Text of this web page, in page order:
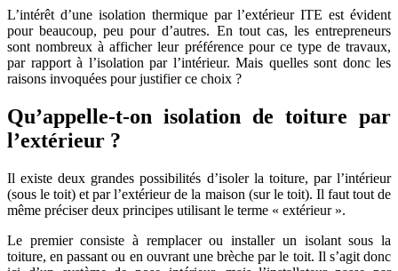
L’intérêt d’une isolation thermique par l’extérieur ITE est évident
pour beaucoup, peu pour d’autres. En tout cas, les entrepreneurs
sont nombreux à afficher leur préférence pour ce type de travaux,
par rapport à l’isolation par l’intérieur. Mais quelles sont donc les
raisons invoquées pour justifier ce choix ?
Qu’appelle-t-on isolation de toiture par
l’extérieur ?
Il existe deux grandes possibilités d’isoler la toiture, par l’intérieur
(sous le toit) et par l’extérieur de la maison (sur le toit). Il faut tout de
même préciser deux principes utilisant le terme « extérieur ».
Le premier consiste à remplacer ou installer un isolant sous la
toiture, en passant ou en ouvrant une brèche par le toit. Il s’agit donc